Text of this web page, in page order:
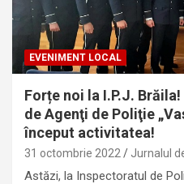
EVENIMENT LOCAL
Forțe noi la I.P.J.
de Agenţi de Poliţie
început activitatea!
31 octombrie 2022 Jurnalul
Astăzi, la Inspectoratul de